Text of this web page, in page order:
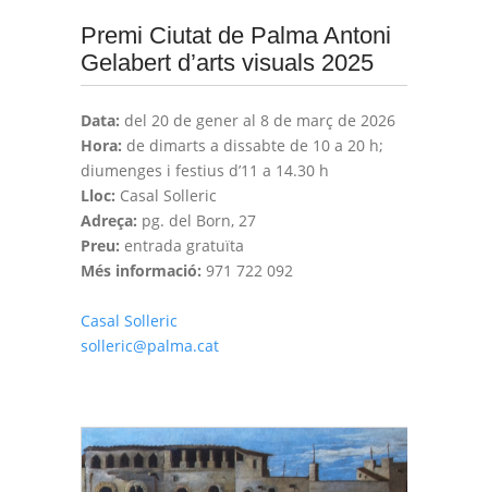
Premi Ciutat de Palma Antoni
Gelabert d’arts visuals 2025
Data: del 20 de gener al 8 de març de 2026
Hora: de dimarts a dissabte de 10 a 20 h;
diumenges i festius d’11 a 14.30 h
Lloc: Casal Solleric
Adreça: pg. del Born, 27
Preu: entrada gratuïta
Més informació: 971 722 092
Casal Solleric
solleric@palma.cat